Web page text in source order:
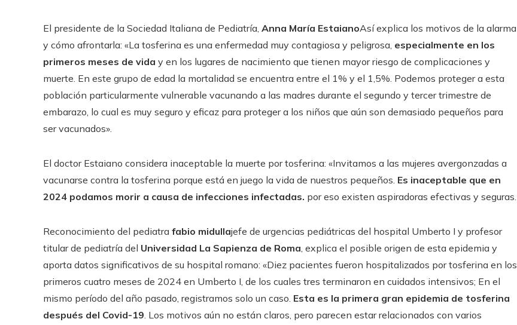
El presidente de la Sociedad Italiana de Pediatría, Anna María EstaianoAsí explica los motivos de la alarma
y cómo afrontarla: «La tosferina es una enfermedad muy contagiosa y peligrosa, especialmente en los
primeros meses de vida y en los lugares de nacimiento que tienen mayor riesgo de complicaciones y
muerte. En este grupo de edad la mortalidad se encuentra entre el 1% y el 1,5%. Podemos proteger a esta
población particularmente vulnerable vacunando a las madres durante el segundo y tercer trimestre de
embarazo, lo cual es muy seguro y eficaz para proteger a los niños que aún son demasiado pequeños para
ser vacunados».
El doctor Estaiano considera inaceptable la muerte por tosferina: «Invitamos a las mujeres avergonzadas a
vacunarse contra la tosferina porque está en juego la vida de nuestros pequeños. Es inaceptable que en
2024 podamos morir a causa de infecciones infectadas. por eso existen aspiradoras efectivas y seguras.
Reconocimiento del pediatra fabio midullajefe de urgencias pediátricas del hospital Umberto I y profesor
titular de pediatría del Universidad La Sapienza de Roma, explica el posible origen de esta epidemia y
aporta datos significativos de su hospital romano: «Diez pacientes fueron hospitalizados por tosferina en los
primeros cuatro meses de 2024 en Umberto I, de los cuales tres terminaron en cuidados intensivos; En el
mismo período del año pasado, registramos solo un caso. Esta es la primera gran epidemia de tosferina
después del Covid-19. Los motivos aún no están claros, pero parecen estar relacionados con varios